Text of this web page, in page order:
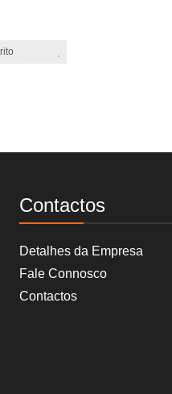
Contactos
Detalhes da Empresa
Fale Connosco
Contactos